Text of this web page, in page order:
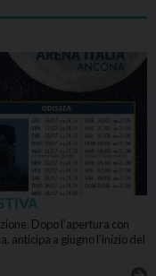
Dopo l’apertura con
anticipa a giugno l’inizio del